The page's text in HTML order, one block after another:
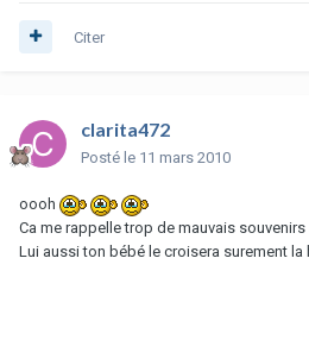
Citer
clarita472
Posté le 11 mars 2010
oooh
Ca me rappelle trop de mauvais
Lui aussi ton bébé le croisera surement la